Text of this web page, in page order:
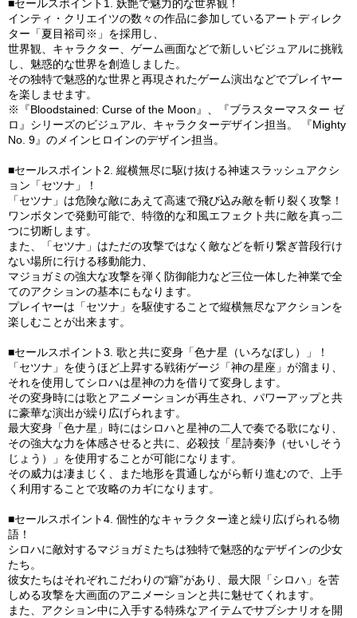
■セールスポイント1. 妖艶で魅力的な世界観！
インティ・クリエイツの数々の作品に参加しているアートディレク
ター「夏目裕司※」を採用し、
世界観、キャラクター、ゲーム画面などで新しいビジュアルに挑戦
し、魅惑的な世界を創造しました。
その独特で魅惑的な世界と再現されたゲーム演出などでプレイヤー
を楽しませます。
※『Bloodstained: Curse of the Moon』、『ブラスターマスター ゼ
ロ』シリーズのビジュアル、キャラクターデザイン担当。 『Mighty
No. 9』のメインヒロインのデザイン担当。
■セールスポイント2. 縦横無尽に駆け抜ける神速スラッシュアクシ
ョン「セツナ」！
「セツナ」は危険な敵にあえて高速で飛び込み敵を斬り裂く攻撃！
ワンボタンで発動可能で、特徴的な和風エフェクト共に敵を真っ二
つに切断します。
また、「セツナ」はただの攻撃ではなく敵などを斬り繋ぎ普段行け
ない場所に行ける移動能力、
マジョガミの強大な攻撃を弾く防御能力など三位一体した神業で全
てのアクションの基本にもなります。
プレイヤーは「セツナ」を駆使することで縦横無尽なアクションを
楽しむことが出来ます。
■セールスポイント3. 歌と共に変身「色ナ星（いろなぼし）」！
「セツナ」を使うほど上昇する戦術ゲージ「神の星座」が溜まり、
それを使用してシロハは星神の力を借りて変身します。
その変身時には歌とアニメーションが再生され、パワーアップと共
に豪華な演出が繰り広げられます。
最大変身「色ナ星」時にはシロハと星神の二人で奏でる歌になり、
その強大な力を体感させると共に、必殺技「星詩奏浄（せいしそう
じょう）」を使用することが可能になります。
その威力は凄まじく、また地形を貫通しながら斬り進むので、上手
く利用することで攻略のカギになります。
■セールスポイント4. 個性的なキャラクター達と繰り広げられる物
語！
シロハに敵対するマジョガミたちは独特で魅惑的なデザインの少女
たち。
彼女たちはそれぞれこだわりの“癖”があり、最大限「シロハ」を苦
しめる攻撃を大画面のアニメーションと共に魅せてくれます。
また、アクション中に入手する特殊なアイテムでサブシナリオを開